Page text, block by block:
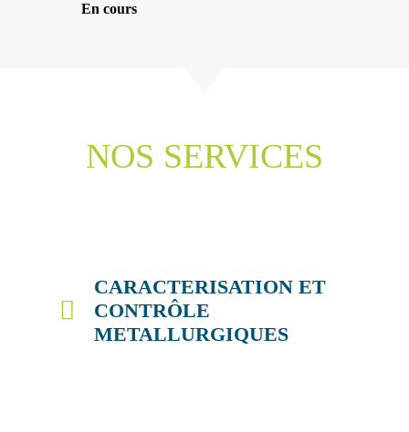
En cours
NOS SERVICES
CARACTERISATION ET
CONTRÔLE
METALLURGIQUES